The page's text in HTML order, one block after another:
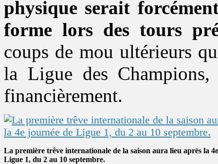
physique serait
forme lors des tours
coups de mou ultérieurs
la Ligue des Champions,
financièrement.
La première trêve internationale de la saison aura lieu après la
Ligue 1, du 2 au 10 septembre.